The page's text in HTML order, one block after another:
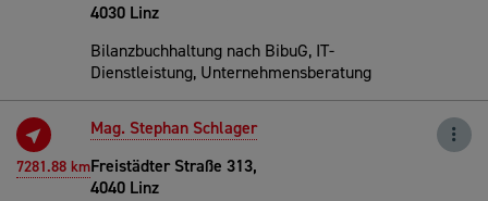
4030 Linz
Bilanzbuchhaltung nach BibuG, IT-
Dienstleistung, Unternehmensberatung
7281.88 km
Mag. Stephan Schlager
Freistädter Straße 313,
4040 Linz